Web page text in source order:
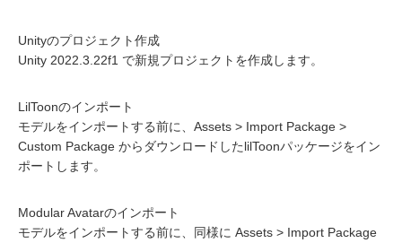
Unityのプロジェクト作成
Unity 2022.3.22f1 で新規プロジェクトを作成します。
LilToonのインポート
モデルをインポートする前に、Assets > Import Package >
Custom Package からダウンロードしたlilToonパッケージをイン
ポートします。
Modular Avatarのインポート
モデルをインポートする前に、同様に Assets > Import Package